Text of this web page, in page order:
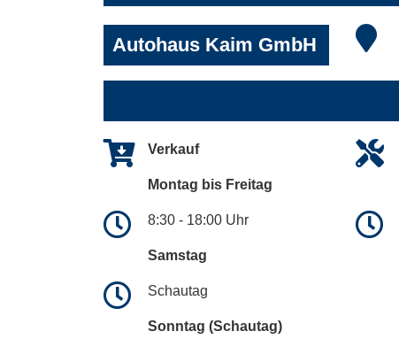
Autohaus Kaim GmbH
Verkauf
Montag bis Freitag
8:30 - 18:00 Uhr
Samstag
Schautag
Sonntag (Schautag)